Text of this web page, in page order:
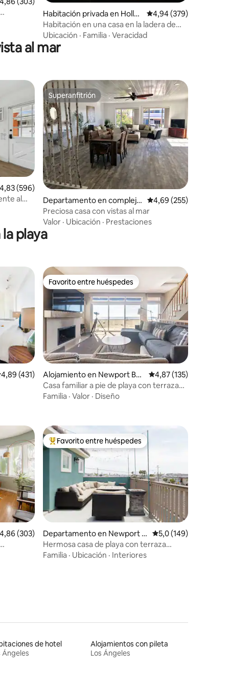
Habitación privada en Holly
wood Hills
Calificación promedio:
4,94 (379)
Habitación en una casa en la ladera de
una montaña con vistas a la ciudad
Ubicación · Familia · Veracidad
al mar
promedio: 4,83 de 5. 596 evaluaciones
4,83 (596)
al
Superanfitrión
Superanfitrión
Departamento en complejo
residencial en Dana Point
Calificación promedio:
4,69 (255)
Preciosa casa con vistas al mar
Valor · Ubicación · Prestaciones
playa
promedio: 4,89 de 5. 431 evaluaciones
4,89 (431)
Favorito entre huéspedes
Favorito entre huéspedes
Alojamiento en Newport Bea
ch
Calificación promedio:
4,87 (135)
Casa familiar a pie de playa con terraza
en la azotea
Familia · Valor · Diseño
promedio: 4,86 de 5. 303 evaluaciones
4,86 (303)
Favorito entre los huéspedes más destacados
Favorito entre huéspedes
Departamento en Newport B
each
Calificación
5,0 (149)
Hermosa casa de playa con terraza
privada en la azotea y estacionamiento
Familia · Ubicación · Interiores
de hotel
Ángeles
Alojamientos con pileta
Los Ángeles